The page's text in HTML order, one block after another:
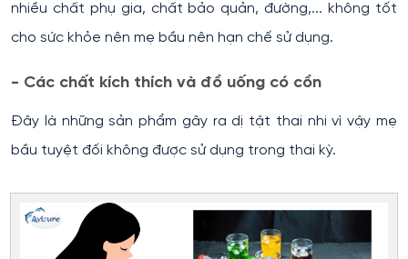
nhiều chất phụ gia, chất bảo quản, đường,... không tốt
cho sức khỏe nên mẹ bầu nên hạn chế sử dụng.
- Các chất kích thích và đồ uống có cồn
Đây là những sản phẩm gây ra dị tật thai nhi vì vậy mẹ
bầu tuyệt đối không được sử dụng trong thai kỳ.